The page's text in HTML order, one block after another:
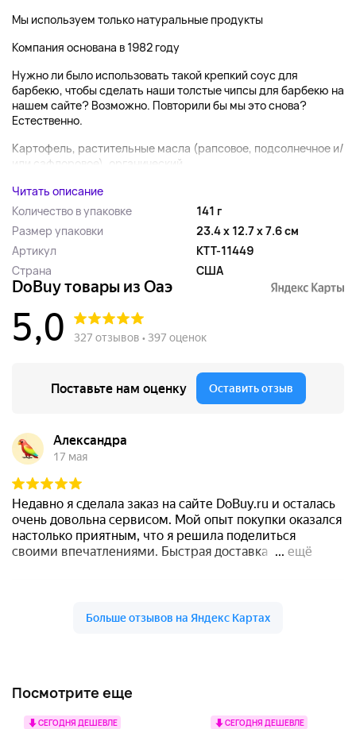
Мы используем только натуральные продукты
Компания основана в 1982 году
Нужно ли было использовать такой крепкий соус для
барбекю, чтобы сделать наши толстые чипсы для барбекю на
нашем сайте? Возможно. Повторили бы мы это снова?
Естественно.
Картофель, растительные масла (рапсовое, подсолнечное и/
или сафлоровое), органический ...
Читать описание
Количество в упаковке
141 г
Размер упаковки
23.4 x 12.7 x 7.6 см
Артикул
KTT-11449
Страна
США
Посмотрите еще
СЕГОДНЯ ДЕШЕВЛЕ СЕГОДНЯ ДЕШЕВЛЕ